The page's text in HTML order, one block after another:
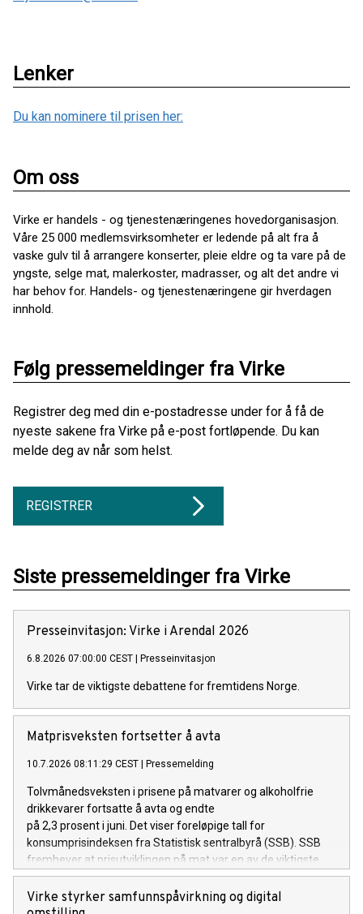
Lenker
Du kan nominere til prisen her:
Om oss
Virke er handels - og tjenestenæringenes hovedorganisasjon.
Våre 25 000 medlemsvirksomheter er ledende på alt fra å
vaske gulv til å arrangere konserter, pleie eldre og ta vare på de
yngste, selge mat, malerkoster, madrasser, og alt det andre vi
har behov for. Handels- og tjenestenæringene gir hverdagen
innhold.
Følg pressemeldinger fra Virke
Registrer deg med din e-postadresse under for å få de
nyeste sakene fra Virke på e-post fortløpende. Du kan
melde deg av når som helst.
REGISTRER
Siste pressemeldinger fra Virke
Presseinvitasjon: Virke i Arendal 2026
6.8.2026 07:00:00 CEST Presseinvitasjon
Virke tar de viktigste debattene for fremtidens Norge.
Matprisveksten fortsetter å avta
10.7.2026 08:11:29 CEST Pressemelding
Tolvmånedsveksten i prisene på matvarer og alkoholfrie
drikkevarer fortsatte å avta og endte
på 2,3 prosent i juni. Det viser foreløpige tall for
konsumprisindeksen fra Statistisk sentralbyrå (SSB). SSB
fremhever at prisutviklingen på mat var en av de viktigste
årsakene til at den generelle prisveksten (total KPI) var
lavere i juni enn i mai.
Virke styrker samfunnspåvirkning og digital